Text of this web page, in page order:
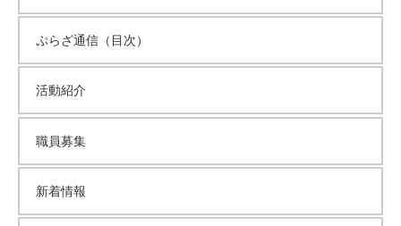
ぷらざ通信（目次）
活動紹介
職員募集
新着情報